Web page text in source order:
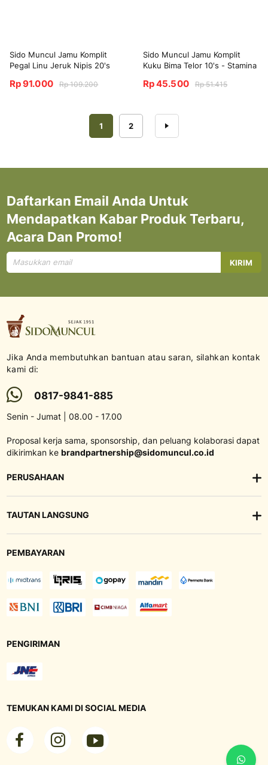
Sido Muncul Jamu Komplit
Pegal Linu Jeruk Nipis 20's
Rp 91.000 Rp 109.200
Sido Muncul Jamu Komplit
Kuku Bima Telor 10's - Stamina
Rp 45.500 Rp 51.415
Halaman
Anda sedang membaca halaman
1 Halaman
2
Daftarkan Email Anda Untuk
Mendapatkan Kabar Produk Terbaru,
Acara Dan Promo!
Mendaftar
untuk
KIRIM
Jika Anda membutuhkan bantuan atau saran, silahkan kontak
kami di:
0817-9841-885
Senin - Jumat | 08.00 - 17.00
Proposal kerja sama, sponsorship, dan peluang kolaborasi dapat
dikirimkan ke brandpartnership@sidomuncul.co.id
PERUSAHAAN
TAUTAN LANGSUNG
PEMBAYARAN
PENGIRIMAN
TEMUKAN KAMI DI SOCIAL MEDIA